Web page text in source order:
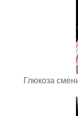
Глюкоза